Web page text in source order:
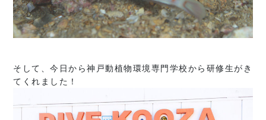
そして、今日から神戸動植物環境専門学校から研修生がき
てくれました！